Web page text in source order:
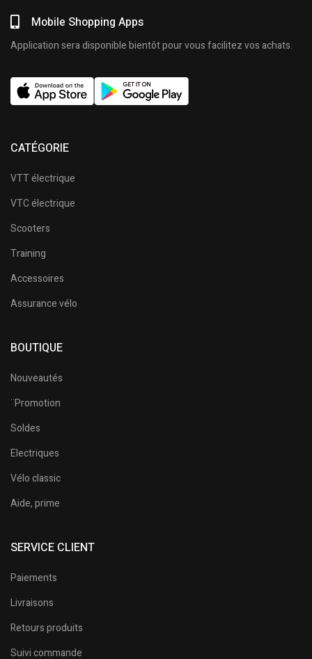
Mobile Shopping Apps
Application sera disponible bientôt pour vous facilitez vos achats.
CATÉGORIE
VTT électrique
VTC électrique
Scooters
Training
Accessoires
Assurance vélo
BOUTIQUE
Nouveautés
¨Promotion
Soldes
Electriques
Vélo classic
Aide, prime
SERVICE CLIENT
Paiements
Livraisons
Retours produits
Suivi commande